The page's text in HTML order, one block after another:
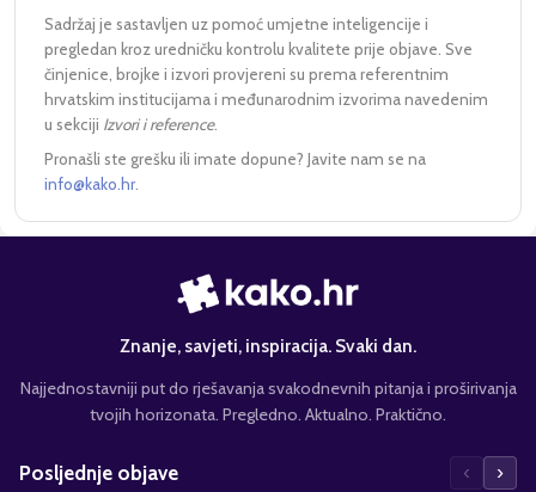
Sadržaj je sastavljen uz pomoć umjetne inteligencije i
pregledan kroz uredničku kontrolu kvalitete prije objave. Sve
činjenice, brojke i izvori provjereni su prema referentnim
hrvatskim institucijama i međunarodnim izvorima navedenim
u sekciji Izvori i reference.
Pronašli ste grešku ili imate dopune? Javite nam se na
info@kako.hr
Znanje, savjeti, inspiracija. Svaki dan.
Najjednostavniji put do rješavanja svakodnevnih pitanja i proširivanja
tvojih horizonata. Pregledno. Aktualno. Praktično.
Posljednje objave ‹ ›